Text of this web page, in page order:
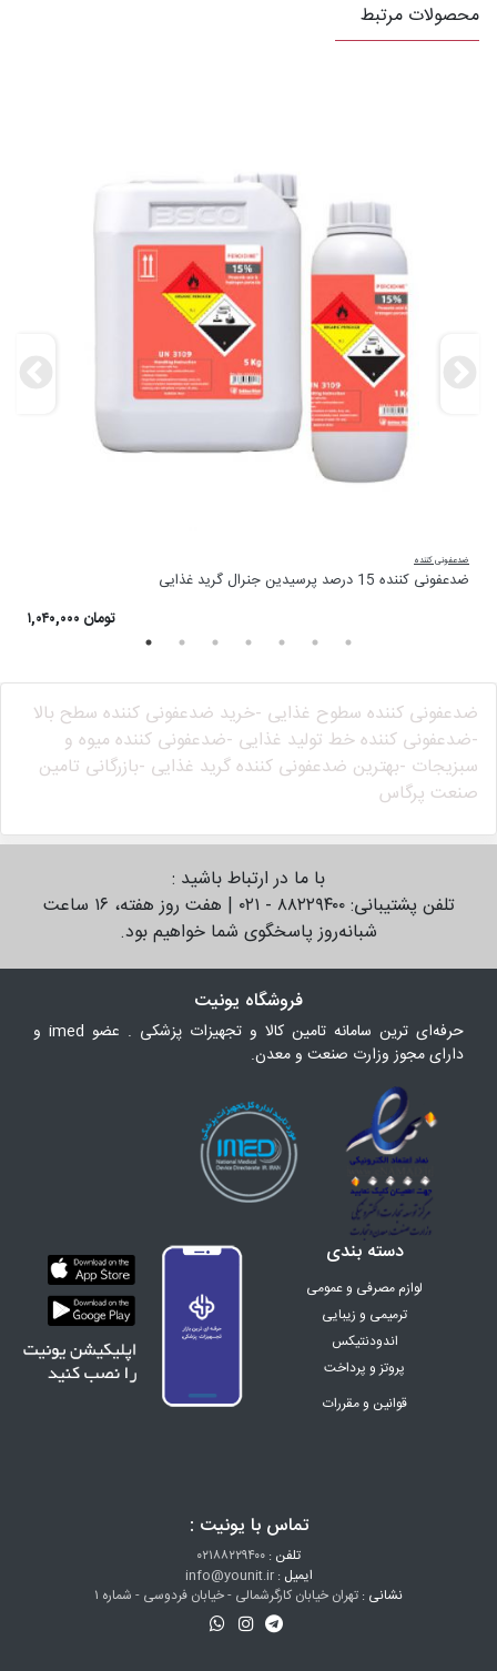
محصولات مرتبط
ضدعفونی کننده
ضدعفونی کننده 15 درصد پرسیدین جنرال گرید غذایی
۱,۰۴۰,۰۰۰ تومان
ضدعفونی کننده سطوح غذایی -خرید ضدعفونی کننده سطح بالا
-ضدعفونی کننده خط تولید غذایی -ضدعفونی کننده میوه و
سبزیجات -بهترین ضدعفونی کننده گرید غذایی -بازرگانی تامین
صنعت پرگاس
با ما در ارتباط باشید :
تلفن پشتیبانی: ۸۸۲۲۹۴۰۰ - ۰۲۱ | هفت روز هفته، ۱۶ ساعت
شبانه‌روز پاسخگوی شما خواهیم بود.
فروشگاه یونیت
حرفه‌ای ترین سامانه تامین کالا و تجهیزات پزشکی . عضو imed و
دارای مجوز وزارت صنعت و معدن.
دسته بندی
لوازم مصرفی و عمومی
ترمیمی و زیبایی
اندودنتیکس
پروتز و پرداخت
ارتودنسی
آزمایشگاهی
قوانین و مقررات
تماس با یونیت :
تلفن : ۰۲۱۸۸۲۲۹۴۰۰
ایمیل :info@younit.ir
نشانی : تهران خیابان کارگرشمالی - خیابان فردوسی - شماره ۱